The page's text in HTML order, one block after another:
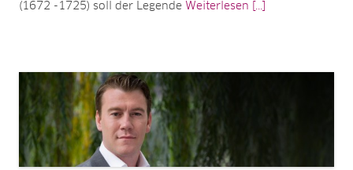
(1672 -1725) soll der Legende Weiterlesen [...]